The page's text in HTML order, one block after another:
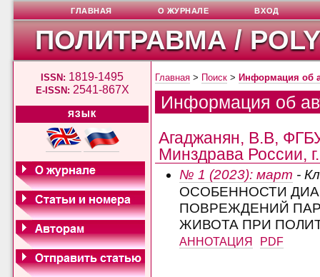
ПОЛИТРАВМА /
ISSN: 1819-1495
E-ISSN: 2541-867X
ЯЗЫК
ГЛАВНАЯ О ЖУРНАЛЕ ВХОД
Главная > Поиск > Информация об
Информация об
Агаджанян, В.В,
Минздрава России,
№ 1 (2023): март -
ОСОБЕННОСТИ
ПОВРЕЖДЕНИЙ
ЖИВОТА ПРИ
АННОТАЦИЯ PDF